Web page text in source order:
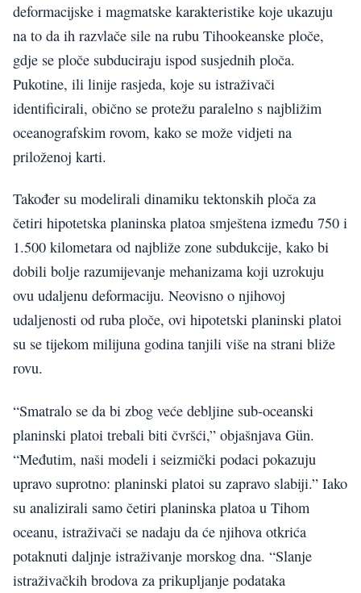
deformacijske i magmatske karakteristike koje ukazuju
na to da ih razvlače sile na rubu Tihookeanske ploče,
gdje se ploče subduciraju ispod susjednih ploča.
Pukotine, ili linije rasjeda, koje su istraživači
identificirali, obično se protežu paralelno s najbližim
oceanografskim rovom, kako se može vidjeti na
priloženoj karti.
Također su modelirali dinamiku tektonskih ploča za
četiri hipotetska planinska platoa smještena između 750 i
1.500 kilometara od najbliže zone subdukcije, kako bi
dobili bolje razumijevanje mehanizama koji uzrokuju
ovu udaljenu deformaciju. Neovisno o njihovoj
udaljenosti od ruba ploče, ovi hipotetski planinski platoi
su se tijekom milijuna godina tanjili više na strani bliže
rovu.
“Smatralo se da bi zbog veće debljine sub-oceanski
planinski platoi trebali biti čvršći,” objašnjava Gün.
“Međutim, naši modeli i seizmički podaci pokazuju
upravo suprotno: planinski platoi su zapravo slabiji.” Iako
su analizirali samo četiri planinska platoa u Tihom
oceanu, istraživači se nadaju da će njihova otkrića
potaknuti daljnje istraživanje morskog dna. “Slanje
istraživačkih brodova za prikupljanje podataka